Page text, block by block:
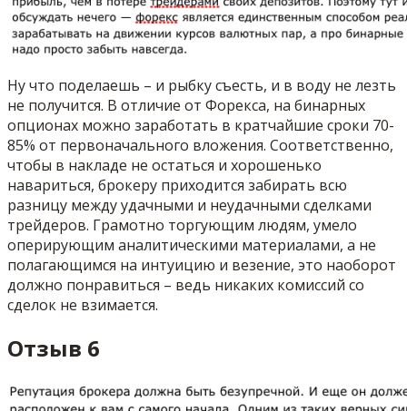
Ну что поделаешь – и рыбку съесть, и в воду не лезть
не получится. В отличие от Форекса, на бинарных
опционах можно заработать в кратчайшие сроки 70-
85% от первоначального вложения. Соответственно,
чтобы в накладе не остаться и хорошенько
навариться, брокеру приходится забирать всю
разницу между удачными и неудачными сделками
трейдеров. Грамотно торгующим людям, умело
оперирующим аналитическими материалами, а не
полагающимся на интуицию и везение, это наоборот
должно понравиться – ведь никаких комиссий со
сделок не взимается.
Отзыв 6